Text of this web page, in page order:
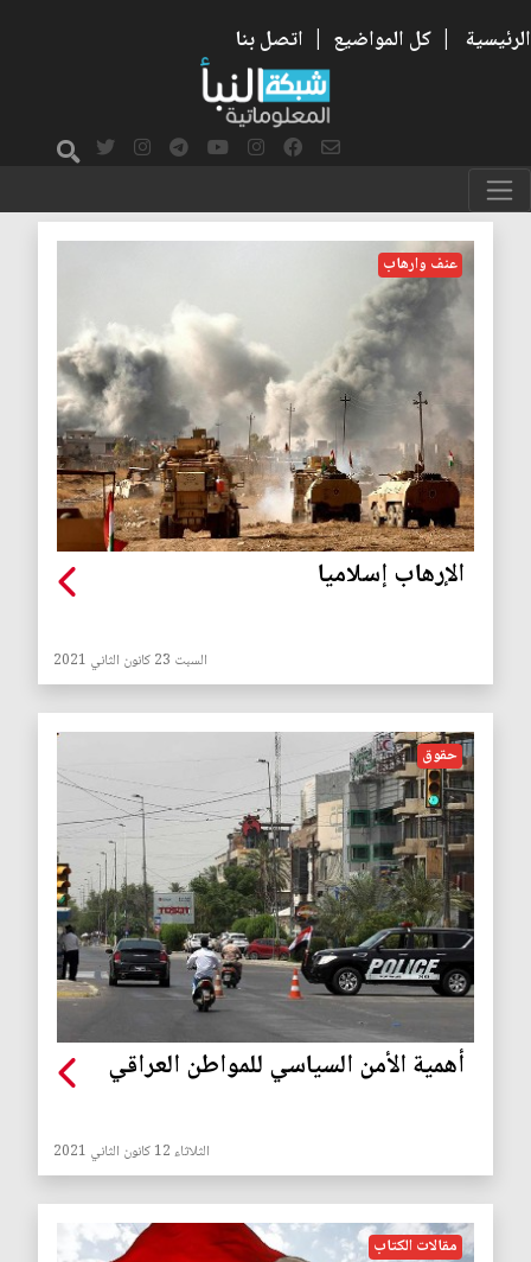
الرئيسية | كل المواضيع | اتصل بنا
أمن
عنف وارهاب
الإرهاب إسلاميا
السبت 23 كانون الثاني 2021
حقوق
أهمية الأمن السياسي للمواطن العراقي
الثلاثاء 12 كانون الثاني 2021
مقالات الكتاب